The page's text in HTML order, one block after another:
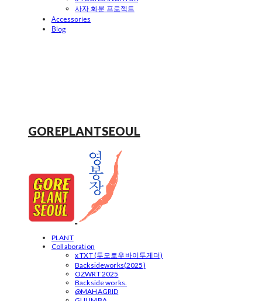
사자 화분 프로젝트
Accessories
Blog
GOREPLANTSEOUL
PLANT
Collaboration
x TXT (투모로우바이투게더)
Backsideworks(2025)
OZWRT 2025
Backside works.
@MAHAGRID